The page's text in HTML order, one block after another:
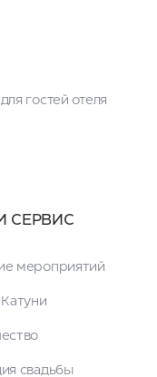
гостей отеля
СЕРВИС
мероприятий
свадьбы